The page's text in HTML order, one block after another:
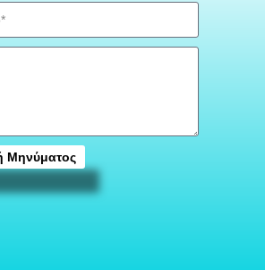
Μηνύματος